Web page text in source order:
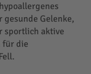
Gelenke,
sportlich aktive
für die